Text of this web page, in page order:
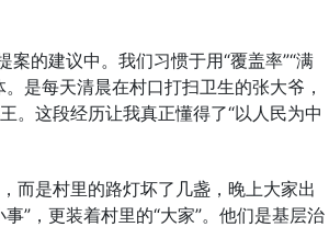
的建议中。我们习惯于用“覆盖率”“满
是每天清晨在村口打扫卫生的张大爷，
。这段经历让我真正懂得了“以人民为中
而是村里的路灯坏了几盏，晚上大家出
”，更装着村里的“大家”。他们是基层治